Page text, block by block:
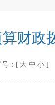
财政
：[ 大 中 小 ]